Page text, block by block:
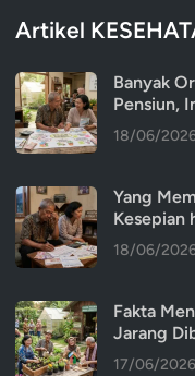
Artikel
Banyak
Pensiun,
18/06/
Yang
Kesepian
18/06/
Fakta
Jarang
17/06/2026